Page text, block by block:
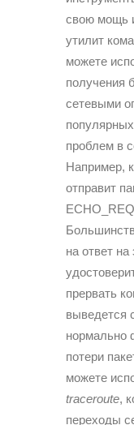
свою мощь
утилит
можете
получения
сетевыми
проблем в
Например,
отправит
на ответ на
прервать
выведется
нормально
потери
можете
traceroute,
переходы